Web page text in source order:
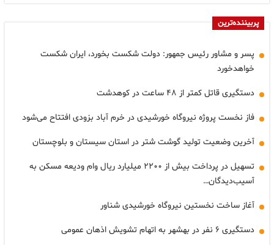
پربیننده‌ترین
پسر و مشاور رئیس جمهور: دولت شکست بخورد، ایران شکست
خواهدخورد
دستگیری قاتل کمتر از ۴۸ ساعت در کوهدشت
فاز نخست پروژه نیروگاه خورشیدی در خرم آباد بزودی افتتاح می‌شود
آخرین وضعیت تولید گوشت شتر در استان سیستان و بلوچستان
تسهیل در پرداخت بیش از ۲۲۰۰ میلیارد ریال وام ودیعه مسکن به
آسیب‌دیدگان…
آغاز ساخت نخستین نیروگاه خورشیدی شناور
دستگیری ۶ نفر در بهشهر به اتهام تشویش اذهان عمومی